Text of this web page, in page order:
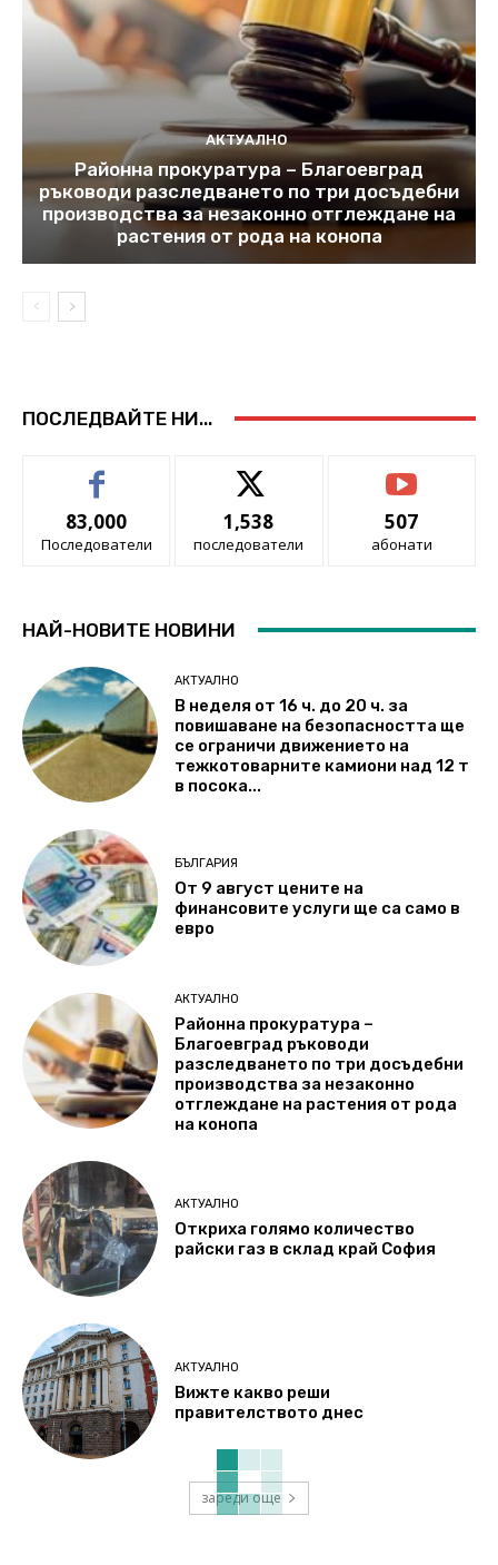
АКТУАЛНО
Районна прокуратура – Благоевград
ръководи разследването по три досъдебни
производства за незаконно отглеждане на
растения от рода на конопа
ПОСЛЕДВАЙТЕ НИ...
83,000
Последователи
1,538
последователи
507
абонати
НАЙ-НОВИТЕ НОВИНИ
АКТУАЛНО
В неделя от 16 ч. до 20 ч. за
повишаване на безопасността ще
се ограничи движението на
тежкотоварните камиони над 12 т
в посока...
БЪЛГАРИЯ
От 9 август цените на
финансовите услуги ще са само в
евро
АКТУАЛНО
Районна прокуратура –
Благоевград ръководи
разследването по три досъдебни
производства за незаконно
отглеждане на растения от рода
на конопа
АКТУАЛНО
Откриха голямо количество
райски газ в склад край София
АКТУАЛНО
Вижте какво реши
правителството днес
зареди още